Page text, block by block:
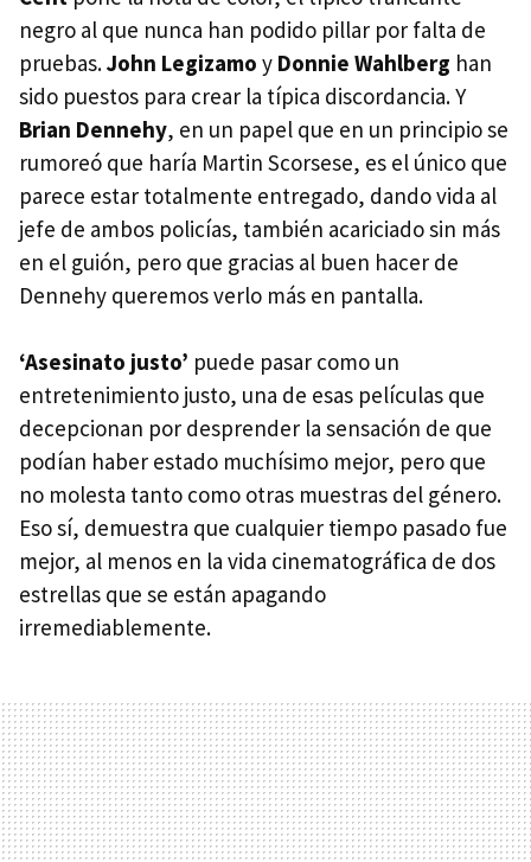
negro al que nunca han podido pillar por falta de
pruebas.John Legizamo y Donnie Wahlberg han
sido puestos para crear la típica discordancia. Y
Brian Dennehy, en un papel que en un principio se
rumoreó que haría Martin Scorsese, es el único que
parece estar totalmente entregado, dando vida al
jefe de ambos policías, también acariciado sin más
en el guión, pero que gracias al buen hacer de
Dennehy queremos verlo más en pantalla.
‘Asesinato justo’ puede pasar como un
entretenimiento justo, una de esas películas que
decepcionan por desprender la sensación de que
podían haber estado muchísimo mejor, pero que
no molesta tanto como otras muestras del género.
Eso sí, demuestra que cualquier tiempo pasado fue
mejor, al menos en la vida cinematográfica de dos
estrellas que se están apagando
irremediablemente.